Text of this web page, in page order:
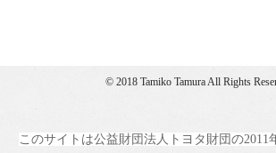
© 2018 Tamiko Tamura All Rights
このサイトは公益財団法人トヨタ財団の